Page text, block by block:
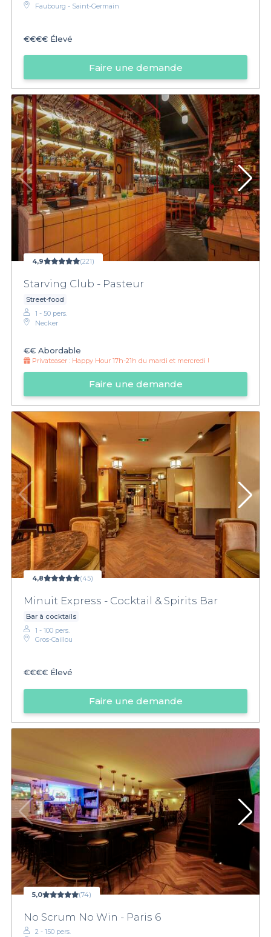
Faubourg - Saint-Germain
€€€€ Élevé
Faire une demande
4,9 (221)
Starving Club - Pasteur
Street-food
1 - 50 pers.
Necker
€€ Abordable
Privateaser : Happy Hour 17h-21h du mardi et mercredi !
Faire une demande
4,8 (45)
Minuit Express - Cocktail & Spirits Bar
Bar à cocktails
1 - 100 pers.
Gros-Caillou
€€€€ Élevé
Faire une demande
5,0 (74)
No Scrum No Win - Paris 6
2 - 150 pers.